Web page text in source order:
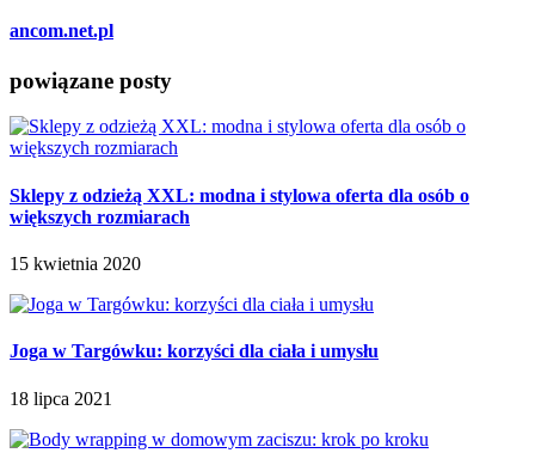
ancom.net.pl
powiązane posty
Sklepy z odzieżą XXL: modna i stylowa oferta dla osób o
większych rozmiarach
15 kwietnia 2020
Joga w Targówku: korzyści dla ciała i umysłu
18 lipca 2021